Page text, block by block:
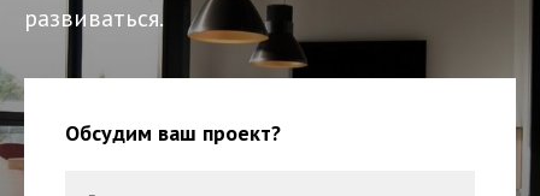
развиваться.
Обсудим ваш проект?